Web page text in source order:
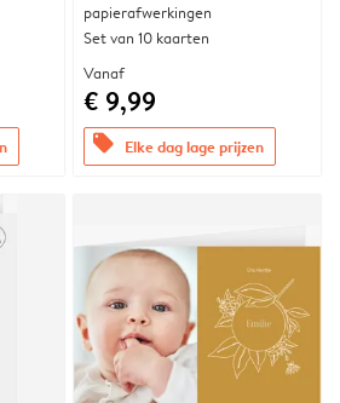
papierafwerkingen
Set van 10 kaarten
Vanaf
€ 9,99
offers Elke dag lage prijzen